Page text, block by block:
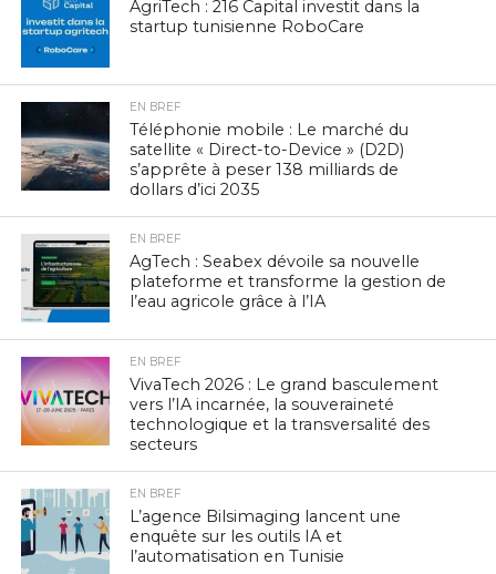
AgriTech : 216 Capital investit dans la
startup tunisienne RoboCare
EN BREF
Téléphonie mobile : Le marché du
satellite « Direct-to-Device » (D2D)
s’apprête à peser 138 milliards de
dollars d’ici 2035
EN BREF
AgTech : Seabex dévoile sa nouvelle
plateforme et transforme la gestion de
l’eau agricole grâce à l’IA
EN BREF
VivaTech 2026 : Le grand basculement
vers l’IA incarnée, la souveraineté
technologique et la transversalité des
secteurs
EN BREF
L’agence Bilsimaging lancent une
enquête sur les outils IA et
l’automatisation en Tunisie